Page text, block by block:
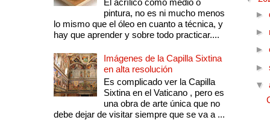
pintura, no es ni mucho menos
lo mismo que el óleo en cuanto a técnica, y
hay que aprender y sobre todo practicar....
Imágenes de la Capilla Sixtina
en alta resolución
Es complicado ver la Capilla
Sixtina en el Vaticano , pero es
una obra de arte única que no
debe dejar de visitar siempre que se va a ...
►
►
►
►
▼